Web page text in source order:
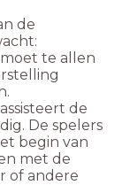
de
te allen
de
De spelers
begin van
met de
of andere